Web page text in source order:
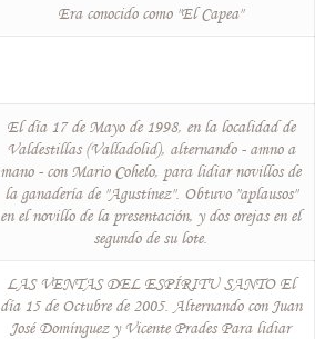
Era conocido como "El Capea"
El día 17 de Mayo de 1998, en la localidad de
Valdestillas (Valladolid), alternando - amno a
mano - con Mario Cohelo, para lidiar novillos de
la ganadería de "Agustínez". Obtuvo "aplausos"
en el novillo de la presentación, y dos orejas en el
segundo de su lote.
LAS VENTAS DEL ESPÍRITU SANTO El
día 15 de Octubre de 2005. Alternando con Juan
José Domínguez y Vicente Prades Para lidiar